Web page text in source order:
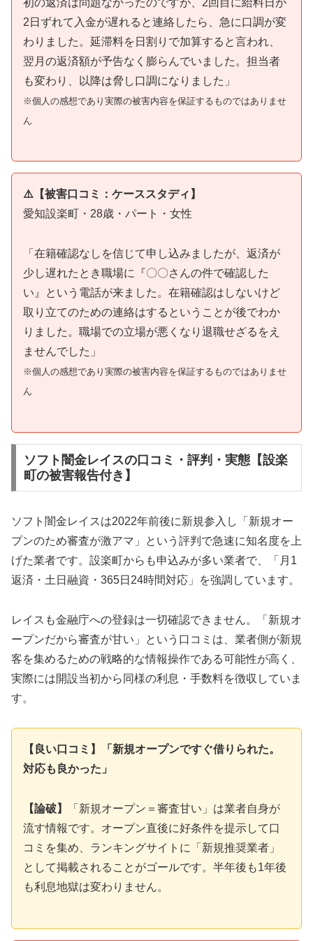
2日ずれて入金が遅れると連絡したら、急に口調が変
わりました。延滞料を日割りで加算すると言われ、
翌月の返済額が予告なく膨らんでいました。担当者
も変わり、以降は脅し口調になりました」
※個人の感想であり実際の被害内容を保証するものではありませ
ん
⚠️【被害口コミ：ケーススタディ】
愛知設楽町・28歳・パート・女性
「在籍確認なしを信じて申し込みましたが、返済が
少し遅れたとき職場に『〇〇さんの件で確認した
い』という電話が来ました。在籍確認はしないけど
取り立てのための連絡はするということが後でわか
りました。職場での立場が悪くなり退職せざるをえ
ませんでした」
※個人の感想であり実際の被害内容を保証するものではありませ
ん
ソフト闇金レイスの口コミ・評判・実態【設楽
町の被害報告付き】
ソフト闇金レイスは2022年前後に新規参入し「新規オー
プンのため審査が激アマ」という評判で急速に知名度を上
げた業者です。設楽町からも申込みが多い業者で、「月1
返済・土日融資・365日24時間対応」を強調しています。
レイスも金融庁への登録は一切確認できません。「新規オ
ープンだから審査が甘い」という口コミは、業者側が新規
客を集めるための戦略的な情報操作である可能性が高く、
実際には開設当初から同様の利息・手数料を徴収していま
す。
【良い口コミ】「新規オープンですぐ借りられた。
対応も良かった」
【論破】
「新規オープン＝審査甘い」は業者自身が
流す情報です。オープン直後に好条件を提示して口
コミを集め、ランキングサイトに「新規推奨業者」
として掲載されることがゴールです。半年後も1年後
も利息地獄は変わりません。